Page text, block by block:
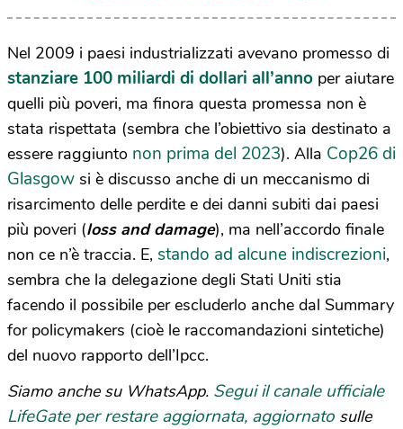
Nel 2009 i paesi industrializzati avevano promesso di
stanziare 100 miliardi di dollari all’anno per aiutare
quelli più poveri, ma finora questa promessa non è
stata rispettata (sembra che l’obiettivo sia destinato a
essere raggiunto non prima del 2023). Alla Cop26 di
Glasgow si è discusso anche di un meccanismo di
risarcimento delle perdite e dei danni subiti dai paesi
più poveri (loss and damage), ma nell’accordo finale
non ce n’è traccia. E, stando ad alcune indiscrezioni,
sembra che la delegazione degli Stati Uniti stia
facendo il possibile per escluderlo anche dal Summary
for policymakers (cioè le raccomandazioni sintetiche)
del nuovo rapporto dell’Ipcc.
Siamo anche su WhatsApp. Segui il canale ufficiale
LifeGate per restare aggiornata, aggiornato sulle